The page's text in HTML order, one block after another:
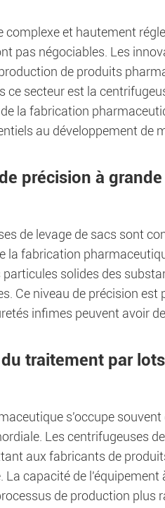
complexe et hautement
pas négociables. Les
de produits
ce secteur est la
la fabrication
au développement de
précision à
de levage de sacs sont
la fabrication
particules solides des
Ce niveau de précision
infimes peuvent avoir
traitement par lots
s'occupe
Les centrifugeuses
aux fabricants de
La capacité de
de production plus